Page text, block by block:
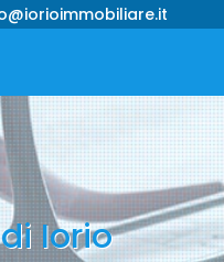
Iorio